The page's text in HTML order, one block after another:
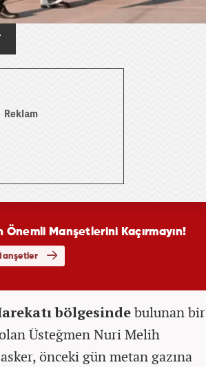
bölgesindebulunan bir
Üsteğmen Nuri Melih
önceki gün metan gazına